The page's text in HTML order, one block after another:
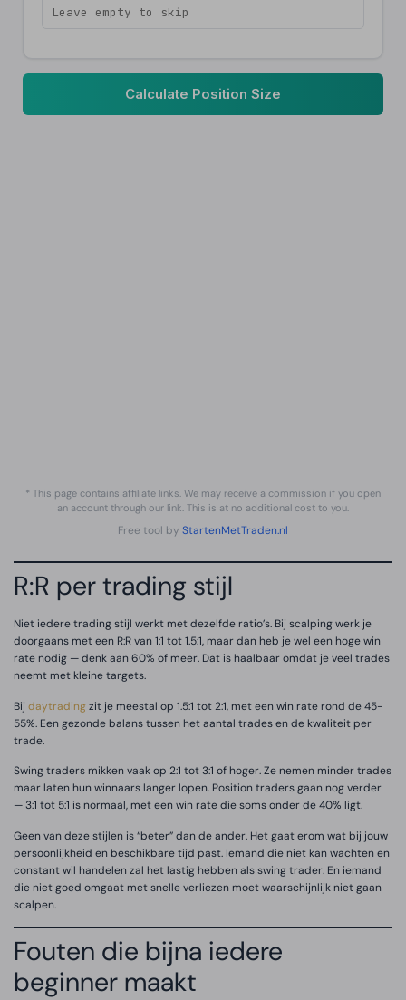
Calculate Position Size
* This page contains affiliate links. We may receive a commission if you open
an account through our link. This is at no additional cost to you.
Free tool by StartenMetTraden.nl
R:R per trading stijl
Niet iedere trading stijl werkt met dezelfde ratio’s. Bij scalping werk je
doorgaans met een R:R van 1:1 tot 1.5:1, maar dan heb je wel een hoge win
rate nodig — denk aan 60% of meer. Dat is haalbaar omdat je veel trades
neemt met kleine targets.
Bij daytradingzit je meestal op 1.5:1 tot 2:1, met een win rate rond de 45-
55%. Een gezonde balans tussen het aantal trades en de kwaliteit per
trade.
Swing traders mikken vaak op 2:1 tot 3:1 of hoger. Ze nemen minder trades
maar laten hun winnaars langer lopen. Position traders gaan nog verder
— 3:1 tot 5:1 is normaal, met een win rate die soms onder de 40% ligt.
Geen van deze stijlen is “beter” dan de ander. Het gaat erom wat bij jouw
persoonlijkheid en beschikbare tijd past. Iemand die niet kan wachten en
constant wil handelen zal het lastig hebben als swing trader. En iemand
die niet goed omgaat met snelle verliezen moet waarschijnlijk niet gaan
scalpen.
Fouten die bijna iedere
beginner maakt